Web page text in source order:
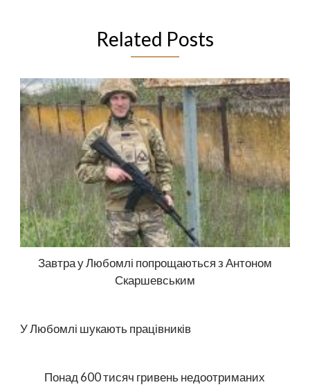
Related Posts
Завтра у Любомлі попрощаються з Антоном
Скаршевським
У Любомлі шукають працівників
Понад 600 тисяч гривень недоотриманих